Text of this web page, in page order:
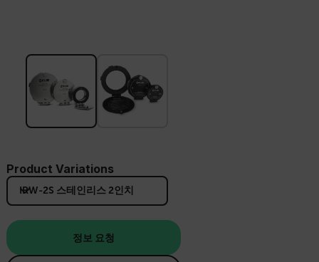
Product Variations
IRW-2S 스테인리스 2인치
정보 요청